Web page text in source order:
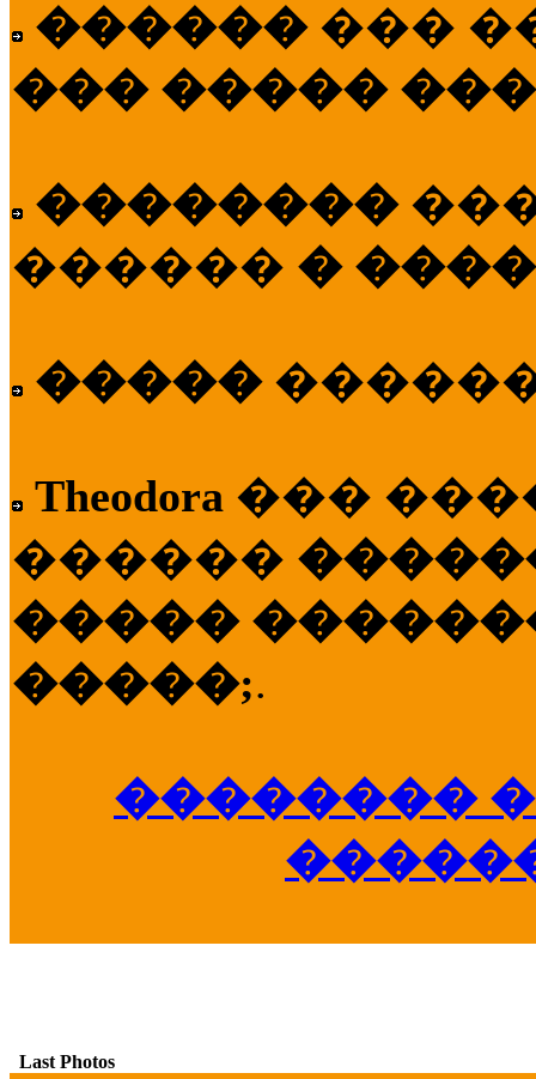
������ ���
��� �����
��������
������ �
�����
Theodora ���
������
�����
�����;.
��������
Last Photos